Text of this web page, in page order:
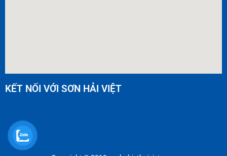
KẾT NỐI VỚI SƠN HẢI VIỆT